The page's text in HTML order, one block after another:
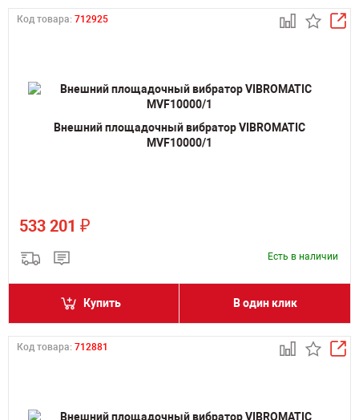
Код товара: 712925
Внешний площадочный вибратор VIBROMATIC
MVF10000/1
533 201 ₽
Есть в наличии
Купить В один клик
Код товара: 712881